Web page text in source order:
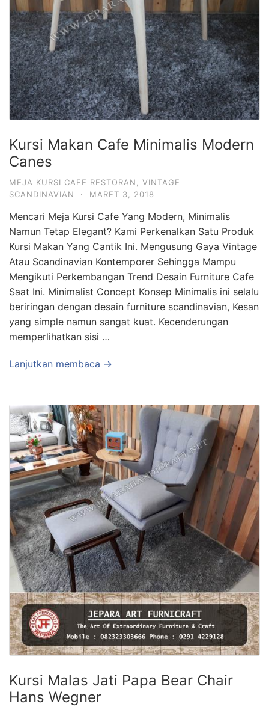
Kursi Makan Cafe Minimalis Modern
Canes
MEJA KURSI CAFE RESTORAN
VINTAGE
SCANDINAVIAN
· MARET 3, 2018
Mencari Meja Kursi Cafe Yang Modern, Minimalis
Namun Tetap Elegant? Kami Perkenalkan Satu Produk
Kursi Makan Yang Cantik Ini. Mengusung Gaya Vintage
Atau Scandinavian Kontemporer Sehingga Mampu
Mengikuti Perkembangan Trend Desain Furniture Cafe
Saat Ini. Minimalist Concept Konsep Minimalis ini selalu
beriringan dengan desain furniture scandinavian, Kesan
yang simple namun sangat kuat. Kecenderungan
memperlihatkan sisi …
Lanjutkan membaca →
Kursi Malas Jati Papa Bear Chair
Hans Wegner